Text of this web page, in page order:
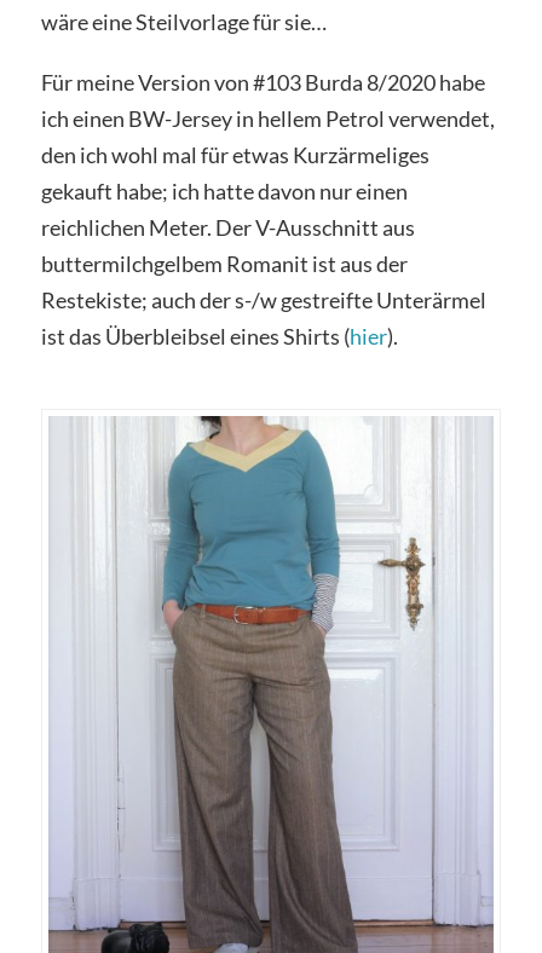
wäre eine Steilvorlage für sie…
Für meine Version von #103 Burda 8/2020 habe
ich einen BW-Jersey in hellem Petrol verwendet,
den ich wohl mal für etwas Kurzärmeliges
gekauft habe; ich hatte davon nur einen
reichlichen Meter. Der V-Ausschnitt aus
buttermilchgelbem Romanit ist aus der
Restekiste; auch der s-/w gestreifte Unterärmel
ist das Überbleibsel eines Shirts (hier).